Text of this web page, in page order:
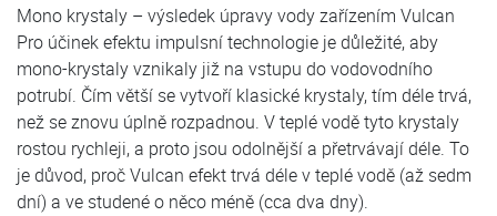
Mono krystaly – výsledek úpravy vody zařízením Vulcan
Pro účinek efektu impulsní technologie je důležité, aby
mono-krystaly vznikaly již na vstupu do vodovodního
potrubí. Čím větší se vytvoří klasické krystaly, tím déle trvá,
než se znovu úplně rozpadnou. V teplé vodě tyto krystaly
rostou rychleji, a proto jsou odolnější a přetrvávají déle. To
je důvod, proč Vulcan efekt trvá déle v teplé vodě (až sedm
dní) a ve studené o něco méně (cca dva dny).